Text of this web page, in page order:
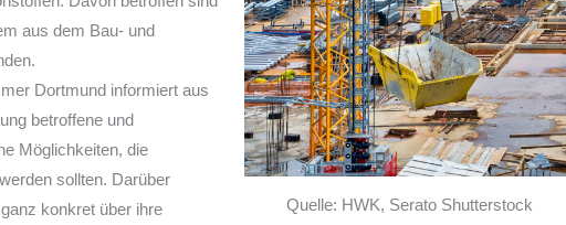
Quelle: HWK, Serato Shutterstock
aus dem Bau- und
Dortmund informiert aus
betroffene und
Möglichkeiten, die
sollten. Darüber
konkret über ihre